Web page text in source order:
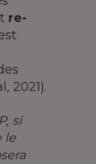
re-
2021).
si
le